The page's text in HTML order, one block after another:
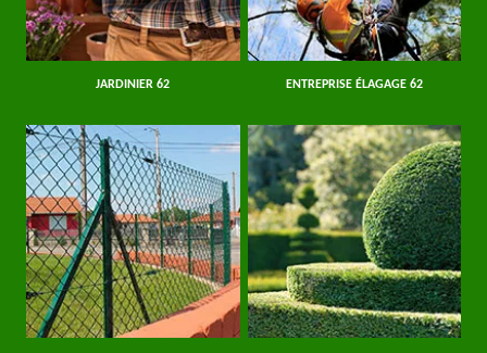
JARDINIER 62 ENTREPRISE ÉLAGAGE 62